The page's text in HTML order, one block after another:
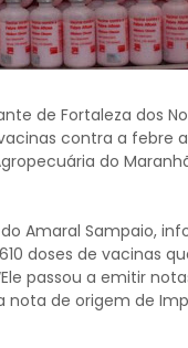
de Fortaleza dos
contra a febre
do
Amaral Sampaio,
doses de vacinas
passou a emitir
de origem de